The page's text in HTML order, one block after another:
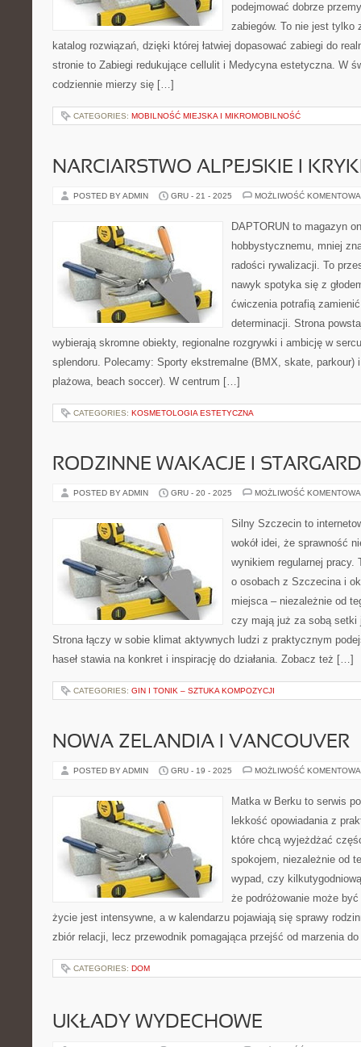
podejmować dobrze
zabiegów. To nie jest tylko
katalog rozwiązań, dzięki której łatwiej dopasować zabiegi do
stronie to Zabiegi redukujące cellulit i Medycyna estetyczna. W
codziennie mierzy się […]
CATEGORIES: MOBILNOŚĆ MIEJSKA I MIKROMOBILNOŚĆ
NARCIARSTWO ALPEJSKIE I
POSTED BY ADMIN GRU - 21 - 2025 MOŻLIWOŚĆ
DAPTORUN to magazyn
hobbystycznemu, mniej
radości rywalizacji. To
nawyk spotyka się z
ćwiczenia potrafią
determinacji. Strona
wybierają skromne obiekty, regionalne rozgrywki i ambicję w
splendoru. Polecamy: Sporty ekstremalne (BMX, skate, parkour)
plażowa, beach soccer). W centrum […]
CATEGORIES: KOSMETOLOGIA ESTETYCZNA
RODZINNE WAKACJE I STARGARD
POSTED BY ADMIN GRU - 20 - 2025 MOŻLIWOŚĆ
Silny Szczecin to
wokół idei, że sprawność
wynikiem regularnej pracy.
o osobach z Szczecina i
miejsca – niezależnie od
czy mają już za sobą setki
Strona łączy w sobie klimat aktywnych ludzi z praktycznym
haseł stawia na konkret i inspirację do działania. Zobacz też […]
CATEGORIES: GIN I TONIK – SZTUKA KOMPOZYCJI
NOWA ZELANDIA I VANCOUVER
POSTED BY ADMIN GRU - 19 - 2025 MOŻLIWOŚĆ
Matka w Berku to serwis
lekkość opowiadania z
które chcą wyjeżdżać
spokojem, niezależnie od
wypad, czy
że podróżowanie może
życie jest intensywne, a w kalendarzu pojawiają się sprawy
zbiór relacji, lecz przewodnik pomagająca przejść od marzenia
CATEGORIES: DOM
UKŁADY WYDECHOWE